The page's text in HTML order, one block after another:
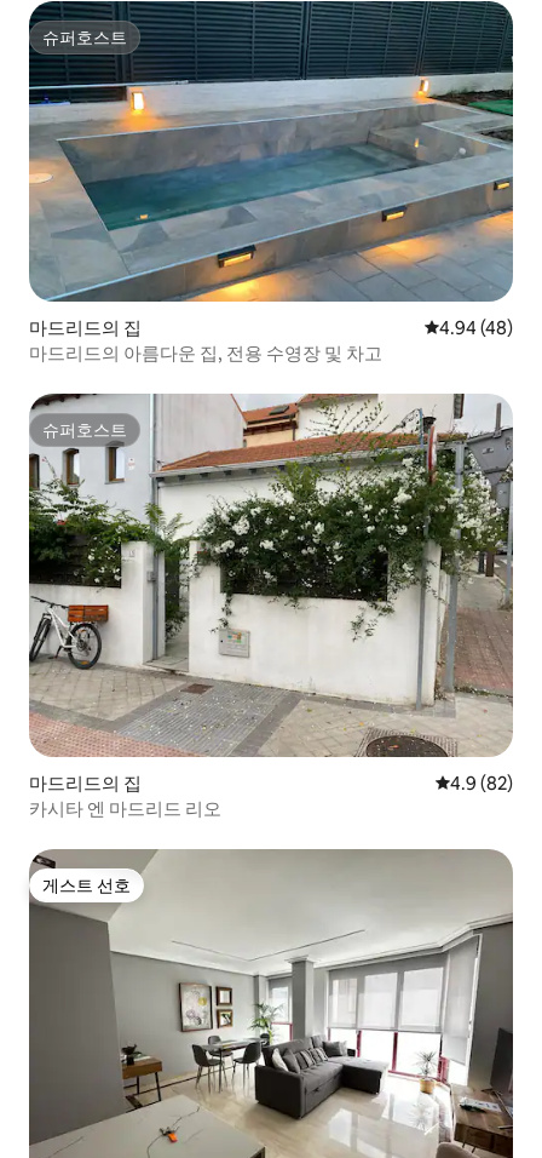
슈퍼호스트
슈퍼호스트
마드리드의 집 평점 4.94점(5
4.94 (48)
마드리드의 아름다운 집, 전용 수영장 및 차고
슈퍼호스트
슈퍼호스트
마드리드의 집 평점 4.9점(5
4.9 (82)
카시타 엔 마드리드 리오
게스트 선호
게스트 선호